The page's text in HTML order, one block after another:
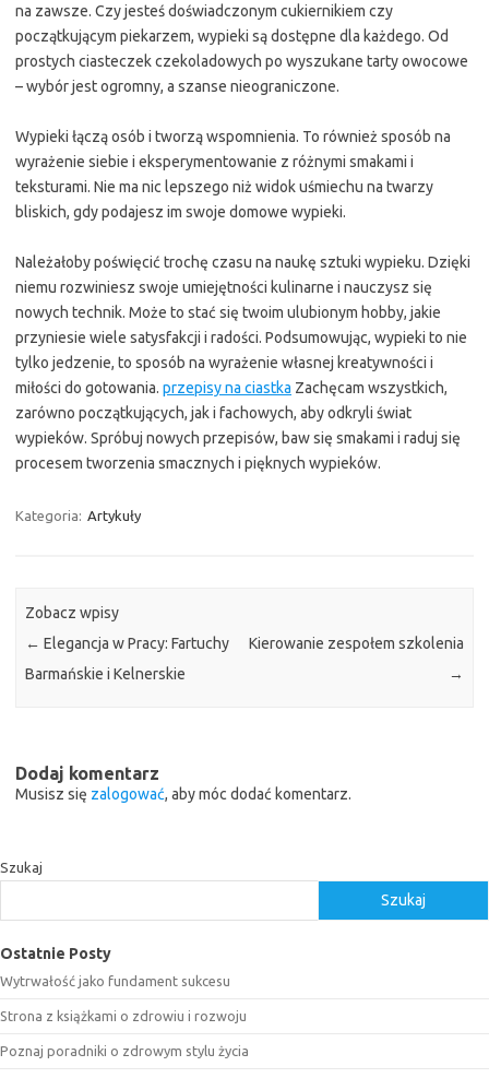
na zawsze. Czy jesteś doświadczonym cukiernikiem czy
początkującym piekarzem, wypieki są dostępne dla każdego. Od
prostych ciasteczek czekoladowych po wyszukane tarty owocowe
– wybór jest ogromny, a szanse nieograniczone.
Wypieki łączą osób i tworzą wspomnienia. To również sposób na
wyrażenie siebie i eksperymentowanie z różnymi smakami i
teksturami. Nie ma nic lepszego niż widok uśmiechu na twarzy
bliskich, gdy podajesz im swoje domowe wypieki.
Należałoby poświęcić trochę czasu na naukę sztuki wypieku. Dzięki
niemu rozwiniesz swoje umiejętności kulinarne i nauczysz się
nowych technik. Może to stać się twoim ulubionym hobby, jakie
przyniesie wiele satysfakcji i radości. Podsumowując, wypieki to nie
tylko jedzenie, to sposób na wyrażenie własnej kreatywności i
miłości do gotowania. przepisy na ciastka Zachęcam wszystkich,
zarówno początkujących, jak i fachowych, aby odkryli świat
wypieków. Spróbuj nowych przepisów, baw się smakami i raduj się
procesem tworzenia smacznych i pięknych wypieków.
Kategoria: Artykuły
Zobacz wpisy
← Elegancja w Pracy: Fartuchy
Barmańskie i Kelnerskie
Kierowanie zespołem szkolenia
→
Dodaj komentarz
Musisz się zalogować, aby móc dodać komentarz.
Szukaj
Szukaj
Ostatnie Posty
Wytrwałość jako fundament sukcesu
Strona z książkami o zdrowiu i rozwoju
Poznaj poradniki o zdrowym stylu życia